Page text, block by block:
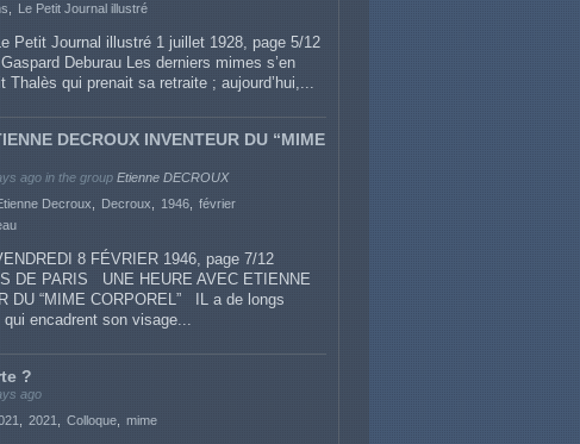
Le Petit Journal illustré
Petit Journal illustré 1 juillet 1928, page 5/12
Deburau Les derniers mimes s’en
Thalès qui prenait sa retraite ; aujourd’hui,...
DECROUX INVENTEUR DU “MIME
ago in the group Etienne DECROUX
Decroux Decroux 1946
février
8 FÉVRIER 1946, page 7/12
DE PARIS UNE HEURE AVEC ETIENNE
DU “MIME CORPOREL” IL a de longs
encadrent son visage...
?
ago
2021 Colloque mime